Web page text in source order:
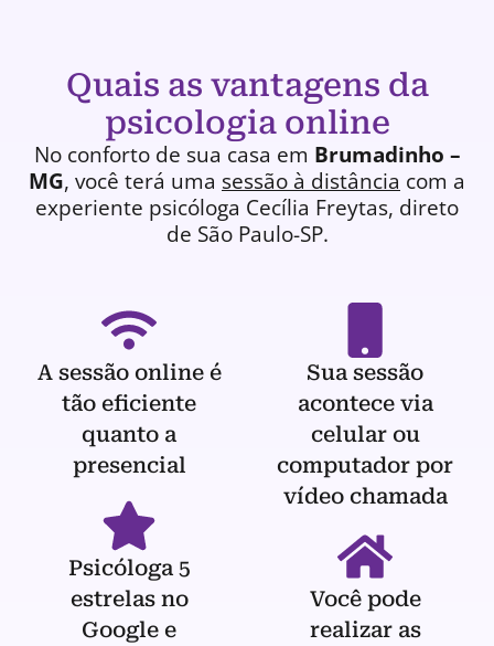
Quais as vantagens da
psicologia online
No conforto de sua casa em Brumadinho –
MG, você terá uma sessão à distância com a
experiente psicóloga Cecília Freytas, direto
de São Paulo-SP.
A sessão online é
tão eficiente
quanto a
presencial
Psicóloga 5
estrelas no
Google e
Sua sessão
acontece via
celular ou
computador por
vídeo chamada
Você pode
realizar as